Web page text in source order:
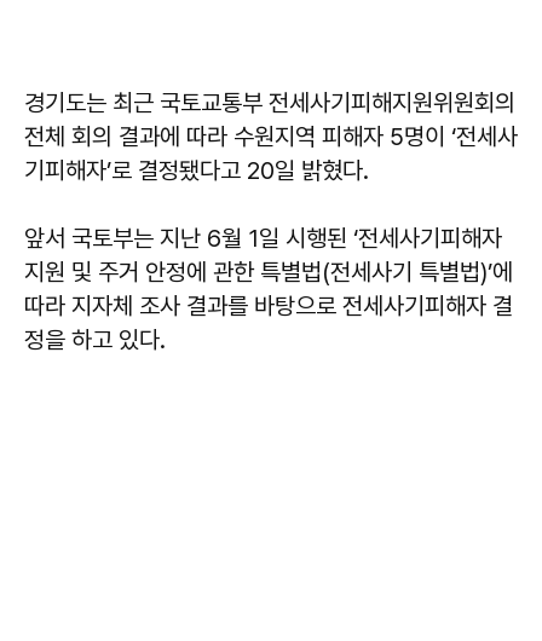
경기도는 최근 국토교통부 전세사기피해지원위원회의
전체 회의 결과에 따라 수원지역 피해자 5명이 ‘전세사
기피해자’로 결정됐다고 20일 밝혔다.
앞서 국토부는 지난 6월 1일 시행된 ‘전세사기피해자
지원 및 주거 안정에 관한 특별법(전세사기 특별법)’에
따라 지자체 조사 결과를 바탕으로 전세사기피해자 결
정을 하고 있다.